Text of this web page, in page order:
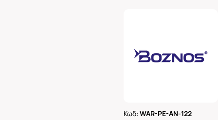
Κωδ:WAR-PE-AN-122